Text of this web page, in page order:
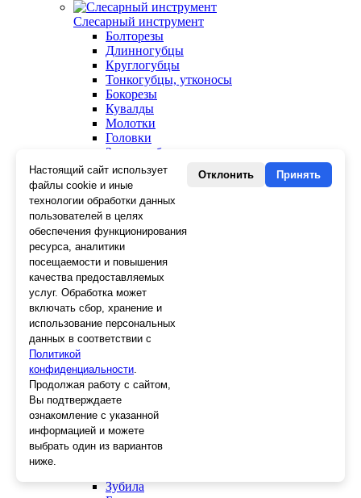
Слесарный инструмент
Болторезы
Длинногубцы
Круглогубцы
Тонкогубцы, утконосы
Бокорезы
Кувалды
Молотки
Головки
Зенкера, бородки, кернеры
Керны
Патроны, переходники
Ножницы электрика
Стопорные кольца
Съемники стопорных колец
Пинцеты
Магниты
Клещи для изоляции
Кабелерезы
Гайкорезы
Зажимы ручные
Подшипники
Тиски
Плоскогубцы
Отвертки
Ножницы по металлу
Напильники, рашпили
Наборы инструментов
Кусачки
Зубила
Настоящий сайт использует
файлы cookie и иные
технологии обработки данных
пользователей в целях
обеспечения функционирования
ресурса, аналитики
посещаемости и повышения
качества предоставляемых
услуг. Обработка может
включать сбор, хранение и
использование персональных
данных в соответствии с
Политикой
конфиденциальности.
Продолжая работу с сайтом,
Вы подтверждаете
ознакомление с указанной
информацией и можете
выбрать один из вариантов
ниже.
Отклонить Принять